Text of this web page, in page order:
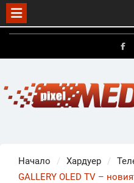
Skip
Начало Хардуер
GALLERY OLED TV –